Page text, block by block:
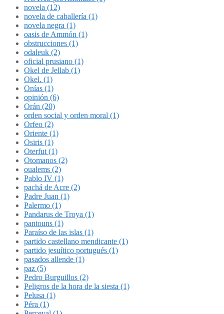
novela (12)
novela de caballería (1)
novela negra (1)
oasis de Ammón (1)
obstrucciones (1)
odaleuk (2)
oficial prusiano (1)
Okel de Jellab (1)
Okel. (1)
Onías (1)
opinión (6)
Orán (20)
orden social y orden moral (1)
Orfeo (2)
Oriente (1)
Osiris (1)
Oterfut (1)
Otomanos (2)
oualems (2)
Pablo IV (1)
pachá de Acre (2)
Padre Juan (1)
Palermo (1)
Pandarus de Troya (1)
pantouns (1)
Paraíso de las islas (1)
partido castellano mendicante (1)
partido jesuítico portugués (1)
pasados allende (1)
paz (5)
Pedro Burguillos (2)
Peligros de la hora de la siesta (1)
Pelusa (1)
Péra (1)